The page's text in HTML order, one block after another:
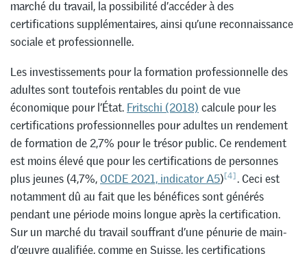
marché du travail, la possibilité d’accéder à des
certifications supplémentaires, ainsi qu’une reconnaissance
sociale et professionnelle.
Les investissements pour la formation professionnelle des
adultes sont toutefois rentables du point de vue
économique pour l’État. Fritschi (2018) calcule pour les
certifications professionnelles pour adultes un rendement
de formation de 2,7% pour le trésor public. Ce rendement
est moins élevé que pour les certifications de personnes
plus jeunes (4,7%,OCDE 2021, indicator A5)[4]. Ceci est
notamment dû au fait que les bénéfices sont générés
pendant une période moins longue après la certification.
Sur un marché du travail souffrant d’une pénurie de main-
d’œuvre qualifiée, comme en Suisse, les certifications